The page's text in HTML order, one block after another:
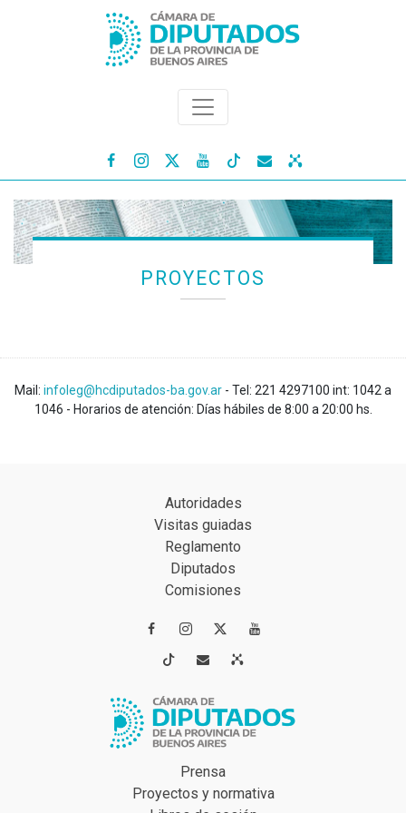
   
PROYECTOS
Mail: infoleg@hcdiputados-ba.gov.ar - Tel: 221 4297100 int: 1042 a
1046 - Horarios de atención: Días hábiles de 8:00 a 20:00 hs.
Autoridades
Visitas guiadas
Reglamento
Diputados
Comisiones
 
 
Prensa
Proyectos y normativa